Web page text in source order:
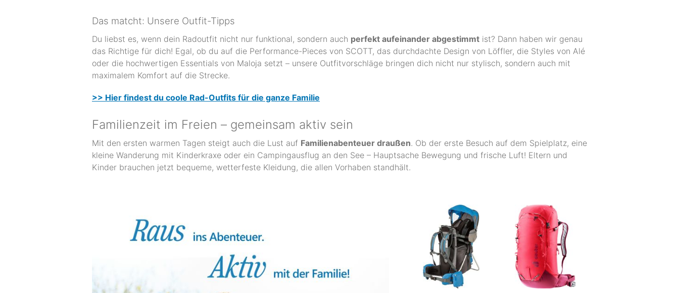
Das matcht: Unsere Outfit-Tipps
Du liebst es, wenn dein Radoutfit nicht nur funktional, sondern auch perfekt aufeinander abgestimmt ist? Dann haben wir genau
das Richtige für dich! Egal, ob du auf die Performance-Pieces von SCOTT, das durchdachte Design von Löffler, die Styles von Alé
oder die hochwertigen Essentials von Maloja setzt – unsere Outfitvorschläge bringen dich nicht nur stylisch, sondern auch mit
maximalem Komfort auf die Strecke.
>> Hier findest du coole Rad-Outfits für die ganze Familie
Familienzeit im Freien – gemeinsam aktiv sein
Mit den ersten warmen Tagen steigt auch die Lust auf Familienabenteuer draußen. Ob der erste Besuch auf dem Spielplatz, eine
kleine Wanderung mit Kinderkraxe oder ein Campingausflug an den See – Hauptsache Bewegung und frische Luft! Eltern und
Kinder brauchen jetzt bequeme, wetterfeste Kleidung, die allen Vorhaben standhält.